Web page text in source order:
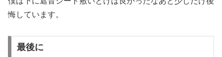
悔しています。
最後に